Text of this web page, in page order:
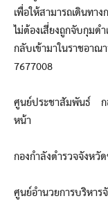
เพื่อให้สามารถเดินทา
ไม่ต้องเสี่ยงถูกจับกุม
กลับเข้ามาในราชอา
7677008
ศูนย์ประชาสัมพันธ์ ก
หน้า
กองกำลังตำรวจจังหวั
ศูนย์อำนวยการบริหา